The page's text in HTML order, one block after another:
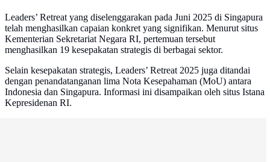
Leaders’ Retreat yang diselenggarakan pada Juni 2025 di Singapura
telah menghasilkan capaian konkret yang signifikan. Menurut situs
Kementerian Sekretariat Negara RI, pertemuan tersebut
menghasilkan 19 kesepakatan strategis di berbagai sektor.
Selain kesepakatan strategis, Leaders’ Retreat 2025 juga ditandai
dengan penandatanganan lima Nota Kesepahaman (MoU) antara
Indonesia dan Singapura. Informasi ini disampaikan oleh situs Istana
Kepresidenan RI.